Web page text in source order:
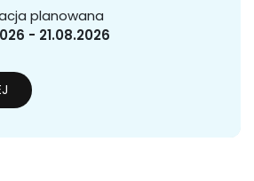
planowana
- 21.08.2026